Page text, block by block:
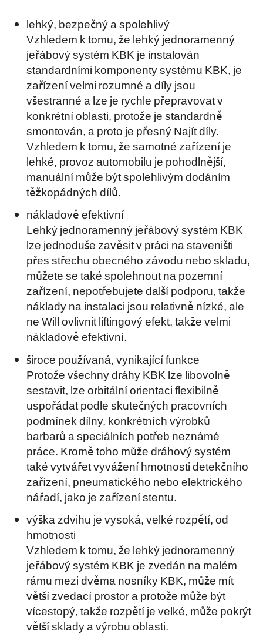
lehký, bezpečný a spolehlivý
Vzhledem k tomu, že lehký jednoramenný
jeřábový systém KBK je instalován
standardními komponenty systému KBK, je
zařízení velmi rozumné a díly jsou
všestranné a lze je rychle přepravovat v
konkrétní oblasti, protože je standardně
smontován, a proto je přesný Najít díly.
Vzhledem k tomu, že samotné zařízení je
lehké, provoz automobilu je pohodlnější,
manuální může být spolehlivým dodáním
těžkopádných dílů.
nákladově efektivní
Lehký jednoramenný jeřábový systém KBK
lze jednoduše zavěsit v práci na staveništi
přes střechu obecného závodu nebo skladu,
můžete se také spolehnout na pozemní
zařízení, nepotřebujete další podporu, takže
náklady na instalaci jsou relativně nízké, ale
ne Will ovlivnit liftingový efekt, takže velmi
nákladově efektivní.
široce používaná, vynikající funkce
Protože všechny dráhy KBK lze libovolně
sestavit, lze orbitální orientaci flexibilně
uspořádat podle skutečných pracovních
podmínek dílny, konkrétních výrobků
barbarů a speciálních potřeb neznámé
práce. Kromě toho může dráhový systém
také vytvářet vyvážení hmotnosti detekčního
zařízení, pneumatického nebo elektrického
nářadí, jako je zařízení stentu.
výška zdvihu je vysoká, velké rozpětí, od
hmotnosti
Vzhledem k tomu, že lehký jednoramenný
jeřábový systém KBK je zvedán na malém
rámu mezi dvěma nosníky KBK, může mít
větší zvedací prostor a protože může být
vícestopý, takže rozpětí je velké, může pokrýt
větší sklady a výrobu oblasti.